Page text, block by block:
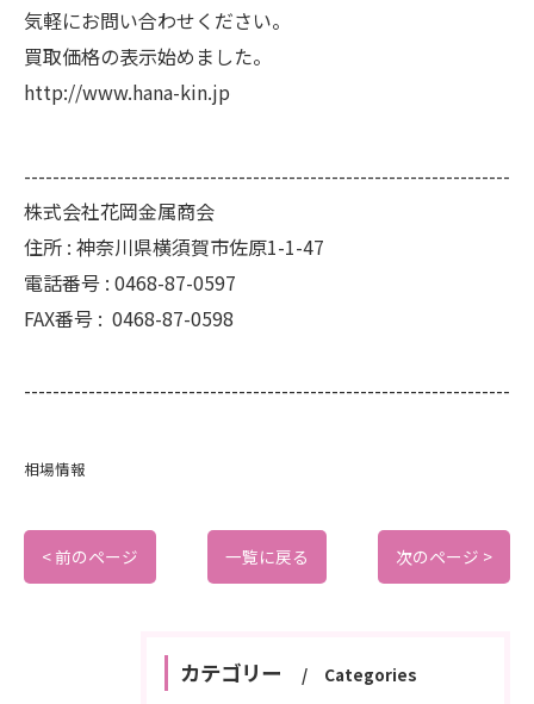
気軽にお問い合わせください。
買取価格の表示始めました。
http://www.hana-kin.jp
--------------------------------------------------------------------
株式会社花岡金属商会
住所 : 神奈川県横須賀市佐原1-1-47
電話番号 : 0468-87-0597
FAX番号 : 0468-87-0598
--------------------------------------------------------------------
相場情報
< 前のページ 一覧に戻る 次のページ >
カテゴリー Categories